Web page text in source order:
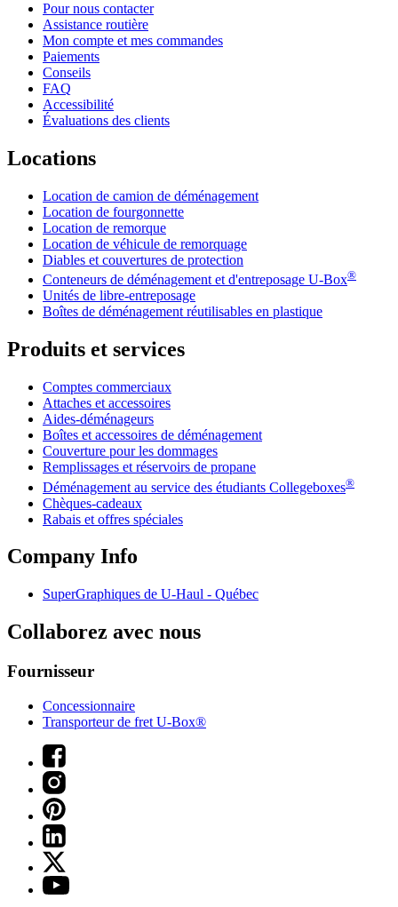
Pour nous contacter
Assistance routière
Mon compte et mes commandes
Paiements
Conseils
FAQ
Accessibilité
Évaluations des clients
Locations
Location de camion de déménagement
Location de fourgonnette
Location de remorque
Location de véhicule de remorquage
Diables et couvertures de protection
Conteneurs de déménagement et d'entreposage U-Box®
Unités de libre-entreposage
Boîtes de déménagement réutilisables en plastique
Produits et services
Comptes commerciaux
Attaches et accessoires
Aides-déménageurs
Boîtes et accessoires de déménagement
Couverture pour les dommages
Remplissages et réservoirs de propane
Déménagement au service des étudiants Collegeboxes®
Chèques-cadeaux
Rabais et offres spéciales
Company Info
SuperGraphiques de U-Haul - Québec
Collaborez avec nous
Fournisseur
Concessionnaire
Transporteur de fret U-Box®